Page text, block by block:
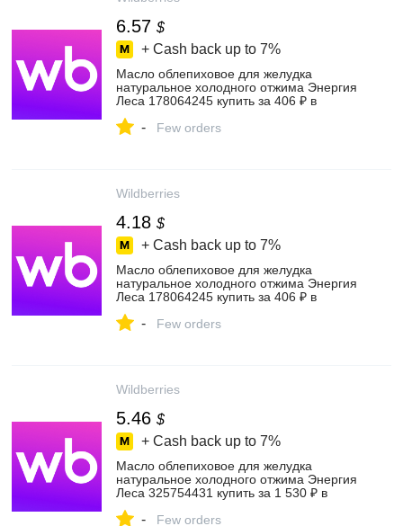
6.57 $
+ Cash back up to 7%
Масло облепиховое для желудка
натуральное холодного отжима Энергия
Леса 178064245 купить за 406 ₽ в
- Few orders
Wildberries
4.18 $
+ Cash back up to 7%
Масло облепиховое для желудка
натуральное холодного отжима Энергия
Леса 178064245 купить за 406 ₽ в
- Few orders
Wildberries
5.46 $
+ Cash back up to 7%
Масло облепиховое для желудка
натуральное холодного отжима Энергия
Леса 325754431 купить за 1 530 ₽ в
- Few orders